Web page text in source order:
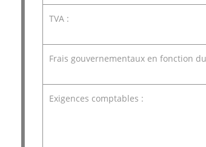
TVA :
Frais gouvernementaux en fonction
Exigences comptables :